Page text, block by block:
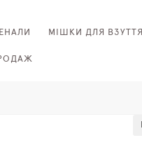
МІШКИ ДЛЯ ВЗУТТЯ